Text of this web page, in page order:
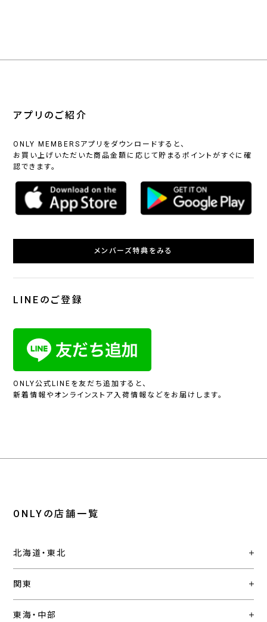
アプリのご紹介
ONLY MEMBERSアプリをダウンロードすると、
お買い上げいただいた商品金額に応じて貯まるポイントがすぐに確
認できます。
メンバーズ特典をみる
LINEのご登録
ONLY公式LINEを友だち追加すると、
新着情報やオンラインストア入荷情報などをお届けします。
ONLYの店舗一覧
北海道・東北
関東
東海・中部